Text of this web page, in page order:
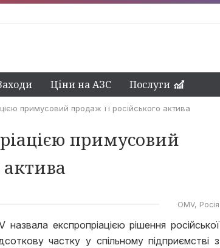
Ціни на АЗС Послуги
примусовий продаж її російського актива
примусовий
актива
OMV Росія
експропріацією рішення російської
частку у спільному підприємстві з